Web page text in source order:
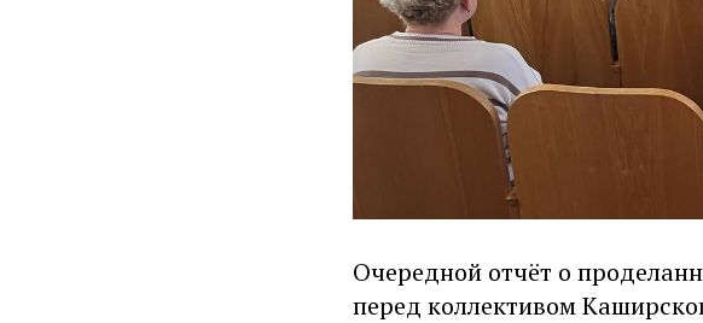
Очередной отчёт о
перед коллективом